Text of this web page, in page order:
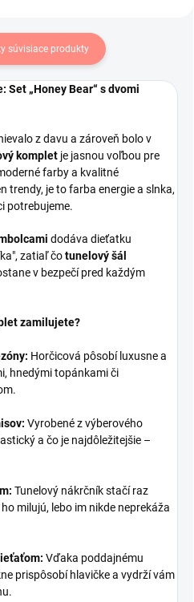
súvisiace produkty
Set „Honey Bear“ s dvomi
z davu a zároveň bolo v
komplet je jasnou voľbou pre
farby a kvalitné
trendy, je to farba energie a slnka,
potrebujeme.
dodáva dieťatku
zatiaľ čotunelový šál
v bezpečí pred každým
zamilujete?
Horčicová pôsobí luxusne a
hnedými topánkami či
Vyrobené z výberového
a čo je najdôležitejšie –
Tunelový nákrčník stačí raz
milujú, lebo im nikde neprekáža
Vďaka poddajnému
prispôsobí hlavičke a vydrží vám